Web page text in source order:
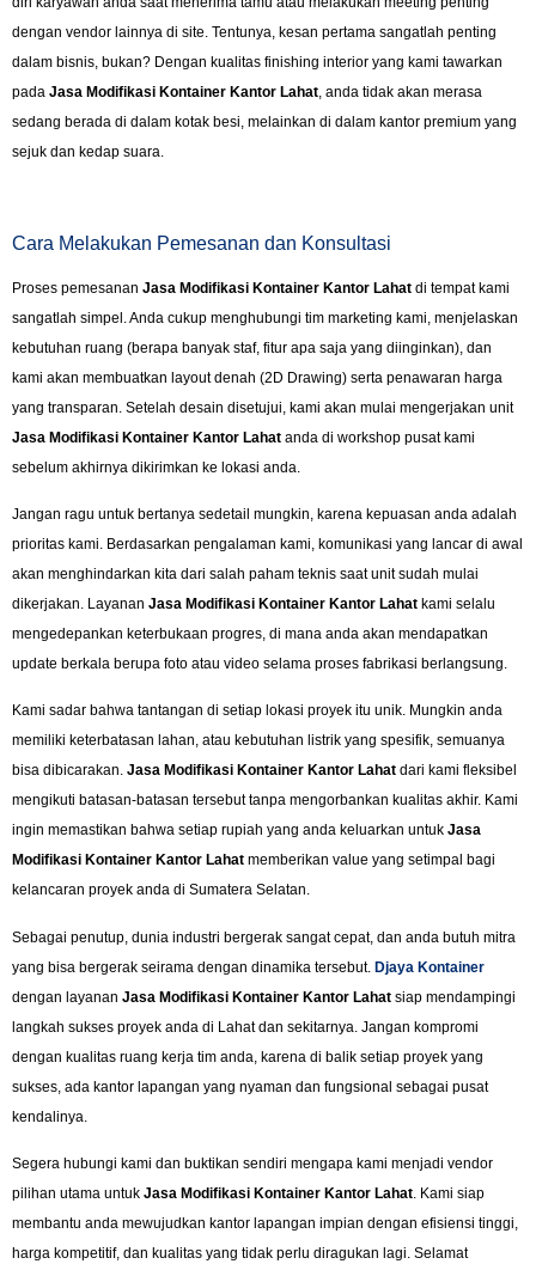
dengan vendor lainnya di site. Tentunya, kesan pertama sangatlah penting
dalam bisnis, bukan? Dengan kualitas finishing interior yang kami tawarkan
pada Jasa Modifikasi Kontainer Kantor Lahat, anda tidak akan merasa
sedang berada di dalam kotak besi, melainkan di dalam kantor premium yang
sejuk dan kedap suara.
Cara Melakukan Pemesanan dan Konsultasi
Proses pemesanan Jasa Modifikasi Kontainer Kantor Lahat di tempat kami
sangatlah simpel. Anda cukup menghubungi tim marketing kami, menjelaskan
kebutuhan ruang (berapa banyak staf, fitur apa saja yang diinginkan), dan
kami akan membuatkan layout denah (2D Drawing) serta penawaran harga
yang transparan. Setelah desain disetujui, kami akan mulai mengerjakan unit
Jasa Modifikasi Kontainer Kantor Lahat anda di workshop pusat kami
sebelum akhirnya dikirimkan ke lokasi anda.
Jangan ragu untuk bertanya sedetail mungkin, karena kepuasan anda adalah
prioritas kami. Berdasarkan pengalaman kami, komunikasi yang lancar di awal
akan menghindarkan kita dari salah paham teknis saat unit sudah mulai
dikerjakan. Layanan Jasa Modifikasi Kontainer Kantor Lahat kami selalu
mengedepankan keterbukaan progres, di mana anda akan mendapatkan
update berkala berupa foto atau video selama proses fabrikasi berlangsung.
Kami sadar bahwa tantangan di setiap lokasi proyek itu unik. Mungkin anda
memiliki keterbatasan lahan, atau kebutuhan listrik yang spesifik, semuanya
bisa dibicarakan. Jasa Modifikasi Kontainer Kantor Lahat dari kami fleksibel
mengikuti batasan-batasan tersebut tanpa mengorbankan kualitas akhir. Kami
ingin memastikan bahwa setiap rupiah yang anda keluarkan untuk Jasa
Modifikasi Kontainer Kantor Lahat memberikan value yang setimpal bagi
kelancaran proyek anda di Sumatera Selatan.
Sebagai penutup, dunia industri bergerak sangat cepat, dan anda butuh mitra
yang bisa bergerak seirama dengan dinamika tersebut. Djaya Kontainer
dengan layanan Jasa Modifikasi Kontainer Kantor Lahat siap mendampingi
langkah sukses proyek anda di Lahat dan sekitarnya. Jangan kompromi
dengan kualitas ruang kerja tim anda, karena di balik setiap proyek yang
sukses, ada kantor lapangan yang nyaman dan fungsional sebagai pusat
kendalinya.
Segera hubungi kami dan buktikan sendiri mengapa kami menjadi vendor
pilihan utama untuk Jasa Modifikasi Kontainer Kantor Lahat. Kami siap
membantu anda mewujudkan kantor lapangan impian dengan efisiensi tinggi,
harga kompetitif, dan kualitas yang tidak perlu diragukan lagi. Selamat